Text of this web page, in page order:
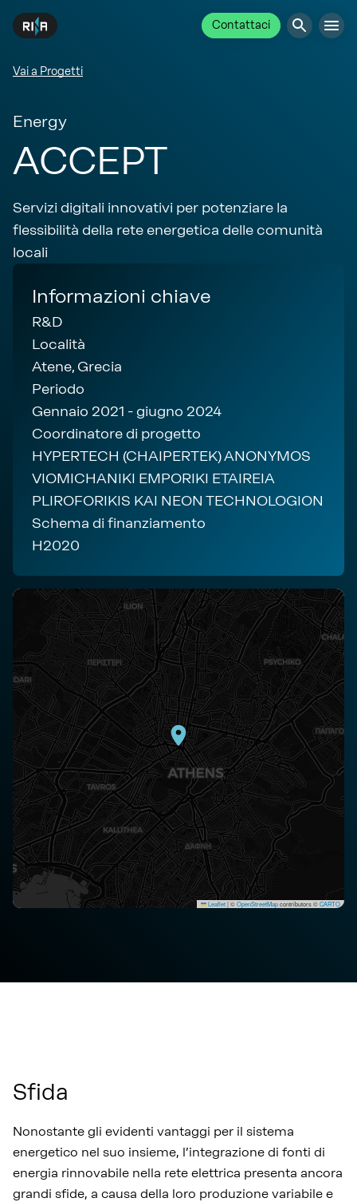
Contattaci
Vai a Progetti
Energy
ACCEPT
Servizi digitali innovativi per potenziare la
flessibilità della rete energetica delle comunità
locali
Informazioni chiave
R&D
Località
Atene, Grecia
Periodo
Gennaio 2021 - giugno 2024
Coordinatore di progetto
HYPERTECH (CHAIPERTEK) ANONYMOS
VIOMICHANIKI EMPORIKI ETAIREIA
PLIROFORIKIS KAI NEON TECHNOLOGION
Schema di finanziamento
H2020
Leaflet|©OpenStreetMapcontributors ©CARTO
Sfida
Nonostante gli evidenti vantaggi per il sistema
energetico nel suo insieme, l’integrazione di fonti di
energia rinnovabile nella rete elettrica presenta ancora
grandi sfide, a causa della loro produzione variabile e